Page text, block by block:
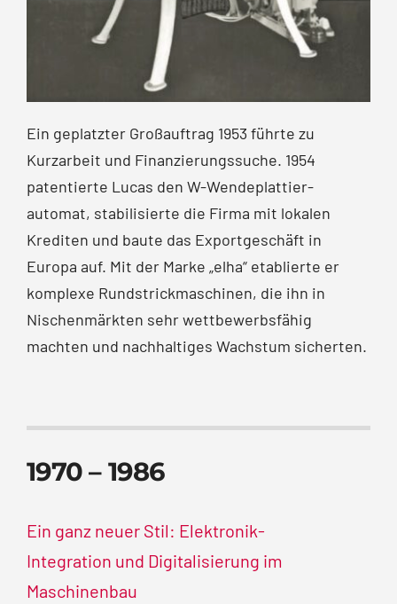
Ein geplatzter Großauftrag 1953 führte zu
Kurzarbeit und Finanzierungssuche. 1954
patentierte Lucas den W-Wendeplattier­
automat, stabilisierte die Firma mit lokalen
Krediten und baute das Exportgeschäft in
Europa auf. Mit der Marke „elha“ etablierte er
komplexe Rundstrickmaschinen, die ihn in
Nischenmärkten sehr wettbewerbsfähig
machten und nachhaltiges Wachstum sicherten.
1970 – 1986
Ein ganz neuer Stil: Elektronik-
Integration und Digitalisierung im
Maschinenbau